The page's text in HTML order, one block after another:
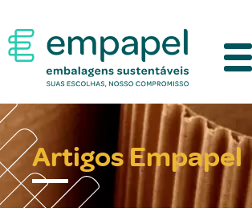
Artigos Empapel